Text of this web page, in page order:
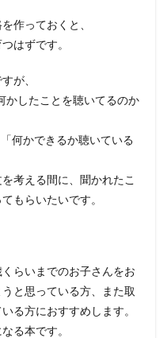
作っておくと、
はずです。
が、
かしたことを聴いてるのか
何かできるか聴いている
考える間に、聞かれたこ
もらいたいです。
らいまでのお子さんをお
と思っている方、また取
る方におすすめします。
る本です。